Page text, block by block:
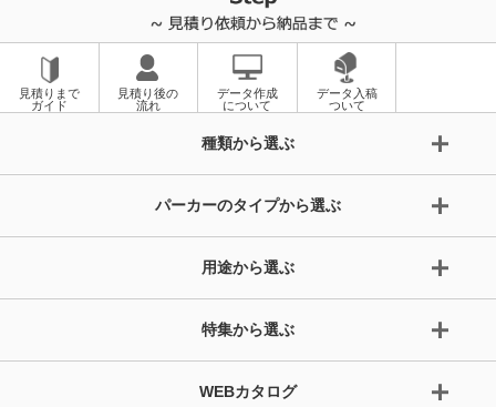
見積りまで
ガイド
見積り後の
流れ
データ作成
について
データ入稿
ついて
種類から選ぶ
パーカーのタイプから選ぶ
用途から選ぶ
特集から選ぶ
WEBカタログ